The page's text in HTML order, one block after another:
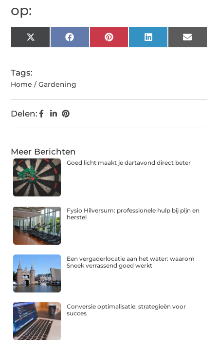
op:
X
(Twitter)
FacebookPinterestLinkedIn Email
Tags:
Home / Gardening
Delen:
Meer Berichten
Goed licht maakt je dartavond direct beter
Fysio Hilversum: professionele hulp bij pijn en
herstel
Een vergaderlocatie aan het water: waarom
Sneek verrassend goed werkt
Conversie optimalisatie: strategieën voor
succes